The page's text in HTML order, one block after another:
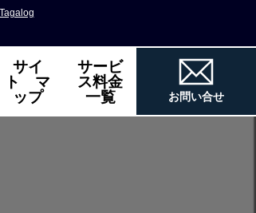
Tagalog
サイ
ト マ
ップ
サービ
ス料金
一覧
お問い合せ